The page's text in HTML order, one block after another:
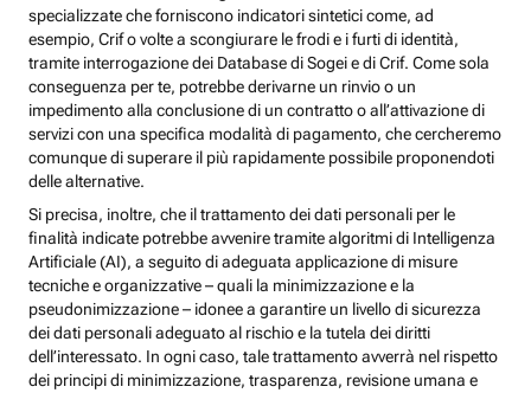
specializzate che forniscono indicatori sintetici come, ad
esempio, Crif o volte a scongiurare le frodi e i furti di identità,
tramite interrogazione dei Database di Sogei e di Crif. Come sola
conseguenza per te, potrebbe derivarne un rinvio o un
impedimento alla conclusione di un contratto o all’attivazione di
servizi con una specifica modalità di pagamento, che cercheremo
comunque di superare il più rapidamente possibile proponendoti
delle alternative.
Si precisa, inoltre, che il trattamento dei dati personali per le
finalità indicate potrebbe avvenire tramite algoritmi di Intelligenza
Artificiale (AI), a seguito di adeguata applicazione di misure
tecniche e organizzative – quali la minimizzazione e la
pseudonimizzazione – idonee a garantire un livello di sicurezza
dei dati personali adeguato al rischio e la tutela dei diritti
dell’interessato. In ogni caso, tale trattamento avverrà nel rispetto
dei principi di minimizzazione, trasparenza, revisione umana e